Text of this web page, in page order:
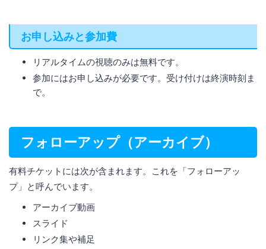
お申し込みと参加費
リアルタイムの視聴のみは無料です。
参加にはお申し込みが必要です。受け付けは終演時刻ま
で。
フォローアップ（アーカイブ）
有料チケットには次が含まれます。これを「フォローアッ
プ」と呼んでいます。
アーカイブ動画
スライド
リンク集や補足